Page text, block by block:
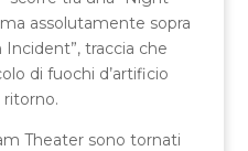
assolutamente sopra
Incident”, traccia che
di fuochi d’artificio
Theater sono tornati